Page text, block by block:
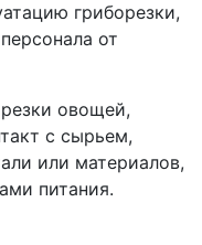
гриборезки,
от
овощей,
с сырьем,
или материалов,
питания.